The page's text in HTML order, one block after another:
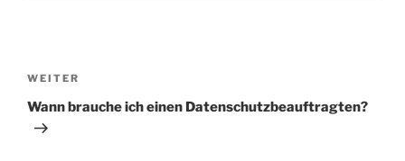
Nächster
Beitrag
WEITER
Wann brauche ich einen Datenschutzbeauftragten?